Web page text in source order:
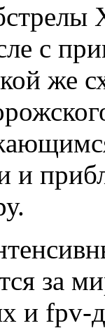
с
же
и
за
и fpv-